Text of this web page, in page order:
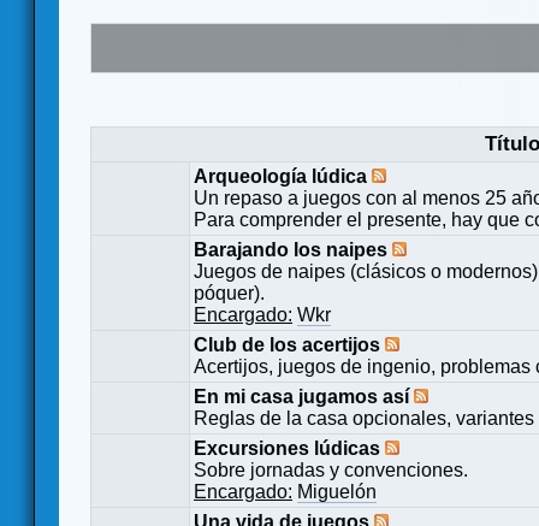
Título
Arqueología lúdica
Un repaso a juegos con al menos 25
Para comprender el presente, hay que
Barajando los naipes
Juegos de naipes (clásicos o
póquer).
Encargado: Wkr
Club de los acertijos
Acertijos, juegos de ingenio,
En mi casa jugamos así
Reglas de la casa opcionales,
Excursiones lúdicas
Sobre jornadas y convenciones.
Encargado: Miguelón